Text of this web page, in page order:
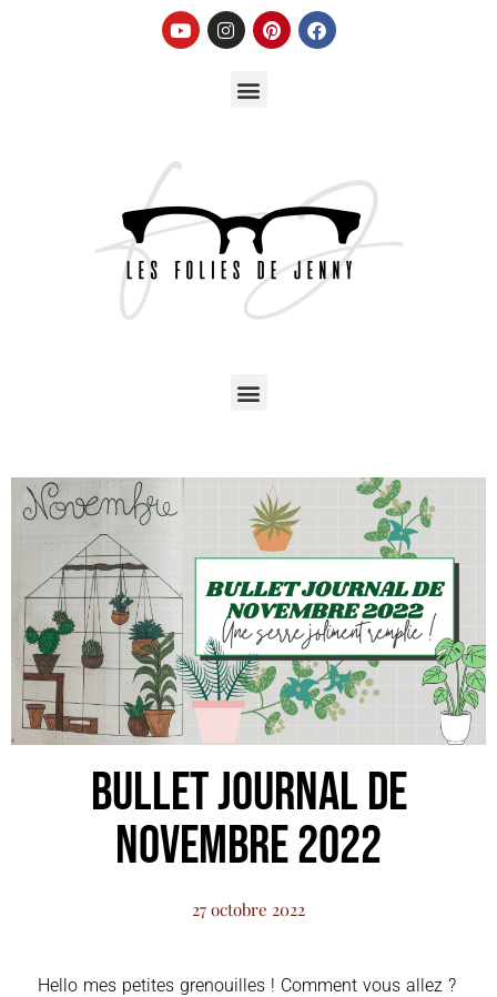
Bullet Journal de
Novembre 2022
27 octobre 2022
Hello mes petites grenouilles ! Comment vous allez ?